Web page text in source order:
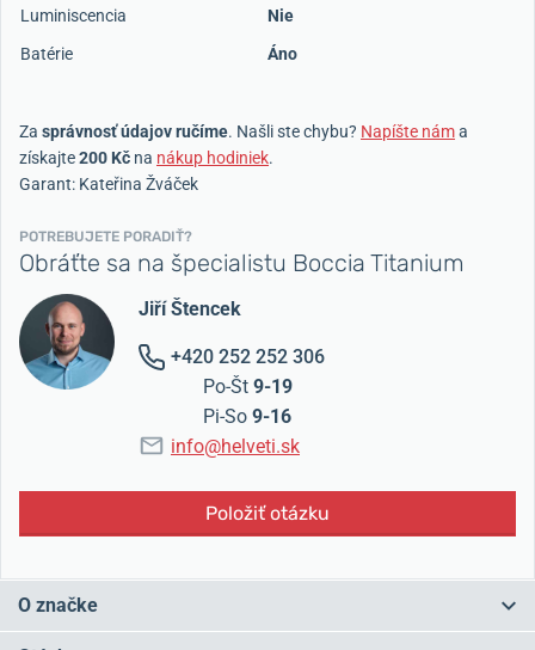
Luminiscencia
Nie
Batérie
Áno
Za správnosť údajov ručíme. Našli ste chybu? Napíšte náma
získajte200 Kč na nákup hodiniek.
Garant: Kateřina Žváček
POTREBUJETE PORADIŤ?
Obráťte sa na špecialistu Boccia Titanium
Jiří Štencek
+420 252 252 306
Po-Št 9-19
Pi-So 9-16
info@helveti.sk
Položiť otázku
O značke